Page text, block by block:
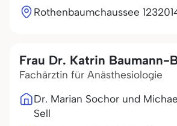
Rothenbaumchaussee 123
Frau Dr. Katrin Baumann-
Fachärztin für Anästhesiologie
Dr. Marian Sochor und
Sell